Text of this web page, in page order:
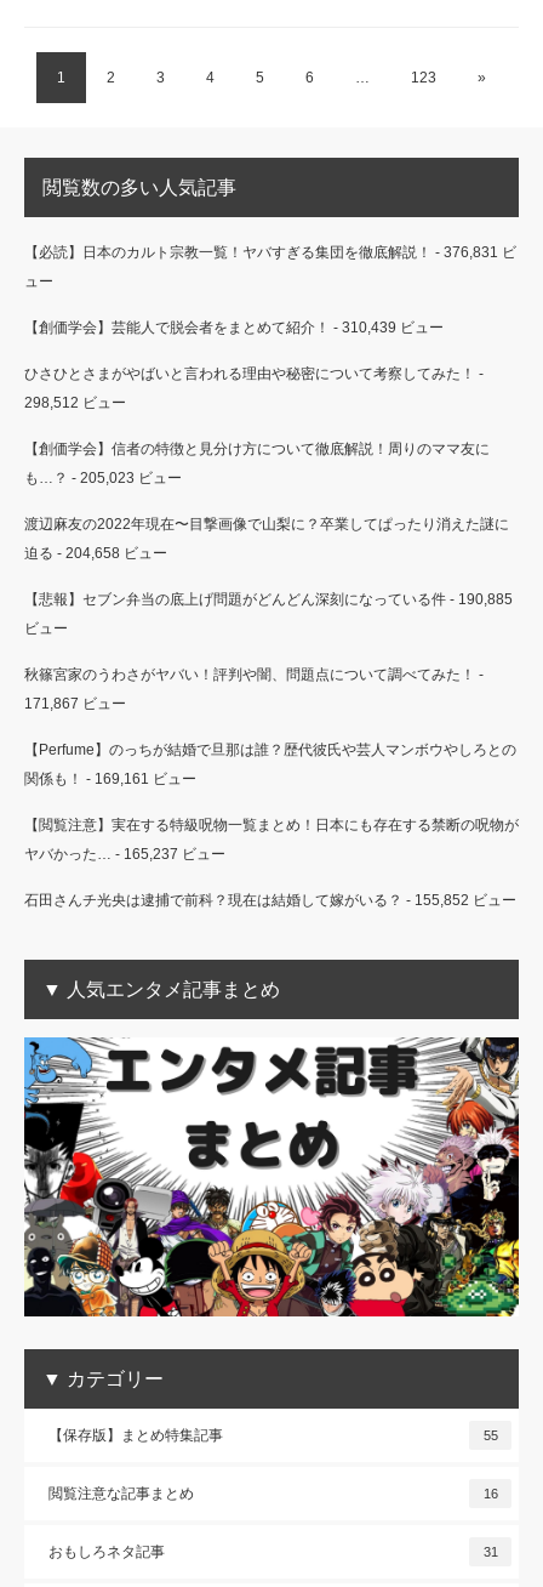
1 2 3 4 5 6 … 123 »
閲覧数の多い人気記事
【必読】日本のカルト宗教一覧！ヤバすぎる集団を徹底解説！ - 376,831 ビ
ュー
【創価学会】芸能人で脱会者をまとめて紹介！ - 310,439 ビュー
ひさひとさまがやばいと言われる理由や秘密について考察してみた！ -
298,512 ビュー
【創価学会】信者の特徴と見分け方について徹底解説！周りのママ友に
も…？ - 205,023 ビュー
渡辺麻友の2022年現在〜目撃画像で山梨に？卒業してぱったり消えた謎に
迫る - 204,658 ビュー
【悲報】セブン弁当の底上げ問題がどんどん深刻になっている件 - 190,885
ビュー
秋篠宮家のうわさがヤバい！評判や闇、問題点について調べてみた！ -
171,867 ビュー
【Perfume】のっちが結婚で旦那は誰？歴代彼氏や芸人マンボウやしろとの
関係も！ - 169,161 ビュー
【閲覧注意】実在する特級呪物一覧まとめ！日本にも存在する禁断の呪物が
ヤバかった… - 165,237 ビュー
石田さんチ光央は逮捕で前科？現在は結婚して嫁がいる？ - 155,852 ビュー
▼ 人気エンタメ記事まとめ
▼ カテゴリー
【保存版】まとめ特集記事 55
閲覧注意な記事まとめ 16
おもしろネタ記事 31